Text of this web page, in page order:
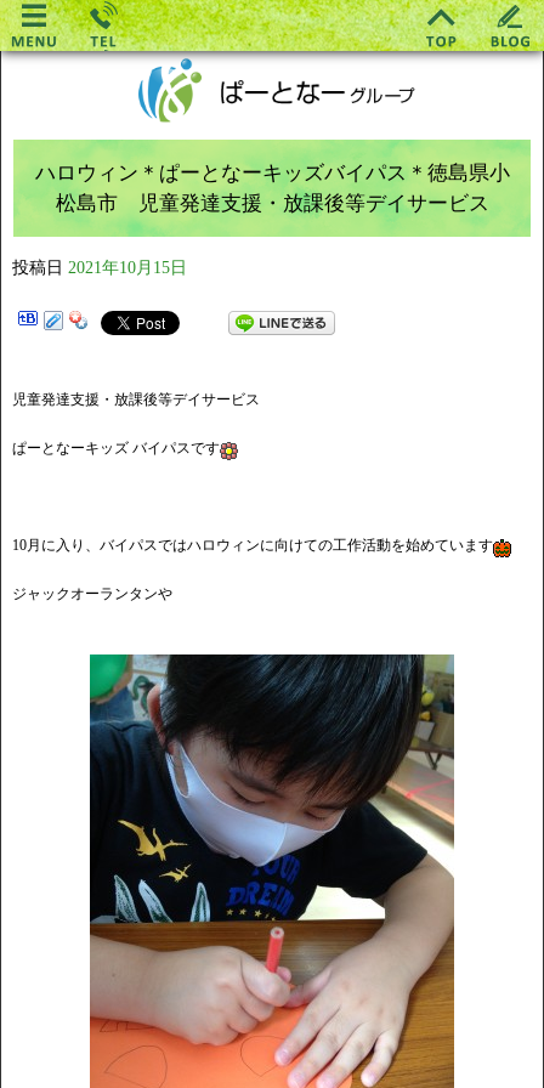
ハロウィン＊ぱーとなーキッズバイパス＊徳島県小
松島市 児童発達支援・放課後等デイサービス
投稿日 2021年10月15日
児童発達支援・放課後等デイサービス
ぱーとなーキッズ バイパスです
10月に入り、バイパスではハロウィンに向けての工作活動を始めています
ジャックオーランタンや